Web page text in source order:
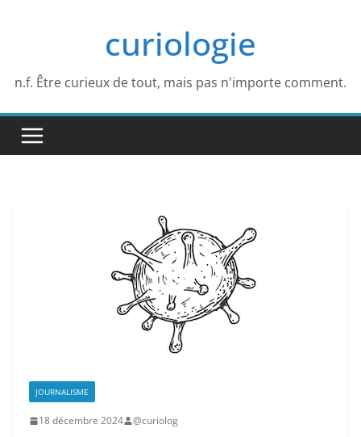
curiologie
n.f. Être curieux de tout, mais pas n'importe comment.
JOURNALISME
18 décembre 2024 @curiolog